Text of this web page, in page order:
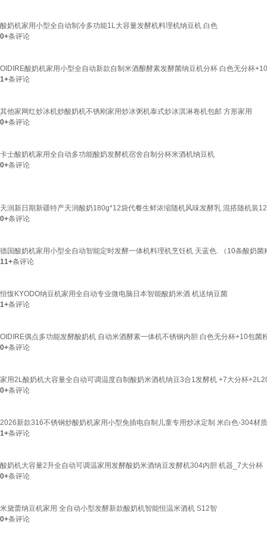
酸奶机家用小型全自动制冷多功能1L大容量发酵机料理机纳豆机 白色
0+条评论
OIDIRE酸奶机家用小型全自动新款自制米酒酿酵素发酵菌纳豆机分杯 白色无分杯
1+条评论
其他家网红炒冰机炒酸奶机不锈刚家用炒冰粥机泰式炒冰淇淋卷机包邮 方形家用
0+条评论
卡士酸奶机家用全自动多功能酸奶发酵机宿舍自制分杯米酒机纳豆机
0+条评论
天润新日期新疆特产天润酸奶180g*12袋代餐生鲜浓缩随机风味发酵乳 混搭随机装
0+条评论
德国酸奶机家用小型全自动智能定时发酵一体机料理机烹饪机 天蓝色. （10条酸奶菌
11+条评论
恒愎KYODO纳豆机家用全自动专业微电脑日本智能酸奶米酒 机送纳豆菌
1+条评论
OIDIRE偶点多功能发酵酸奶机 自动米酒酵素一体机不锈钢内胆 白色无分杯+10包菌
0+条评论
家用2L酸奶机大容量全自动可调温度自制酸奶米酒机纳豆3合1发酵机 +7大分杯
0+条评论
2026新款316不锈钢炒酸奶机家用小型免插电自制儿童专用炒冰定制 米白色-304材质
1+条评论
酸奶机大容量2升全自动可调温家用发酵酸奶米酒纳豆发酵机304内胆 机器_7大分杯
0+条评论
米黛蕾纳豆机家用 全自动小型发酵新款酸奶机智能恒温米酒机 S12智
0+条评论